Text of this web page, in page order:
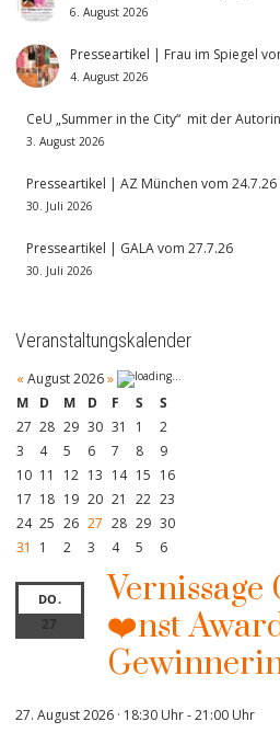
6. August 2026
Presseartikel | Frau im Spiegel
4. August 2026
CeU „Summer in the City“ mit der
3. August 2026
Presseartikel | AZ München vom 24.7.26
30. Juli 2026
Presseartikel | GALA vom 27.7.26
30. Juli 2026
Veranstaltungskalender
« August 2026»
M
D M D F S
S
27 28 29 30 31 1
2
3
4 5 6 7 8
9
10 11 12 13 14 15 16
17 18 19 20 21 22 23
24 25 26 27 28 29 30
31
1 2 3 4 5 6
DO.
27
Vernissage
❤️nst
27. August 2026 · 18:30 Uhr-21:00 Uhr